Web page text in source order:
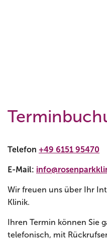
Telefon +49 6151 95470
E-Mail:
Wir freuen uns über Ihr
Klinik.
Ihren Termin können Sie
telefonisch, mit